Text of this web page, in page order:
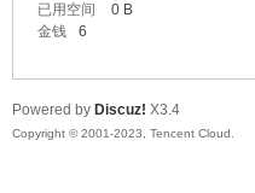
已用空间
0 B
金钱
6
Powered by Discuz! X3.4
Copyright © 2001-2023, Tencent Cloud.